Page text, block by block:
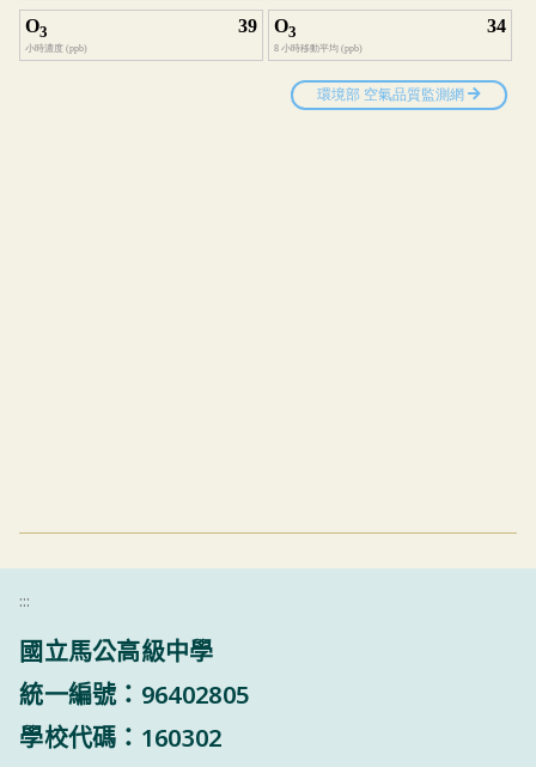
:::
國立馬公高級中學
統一編號：96402805
學校代碼：160302